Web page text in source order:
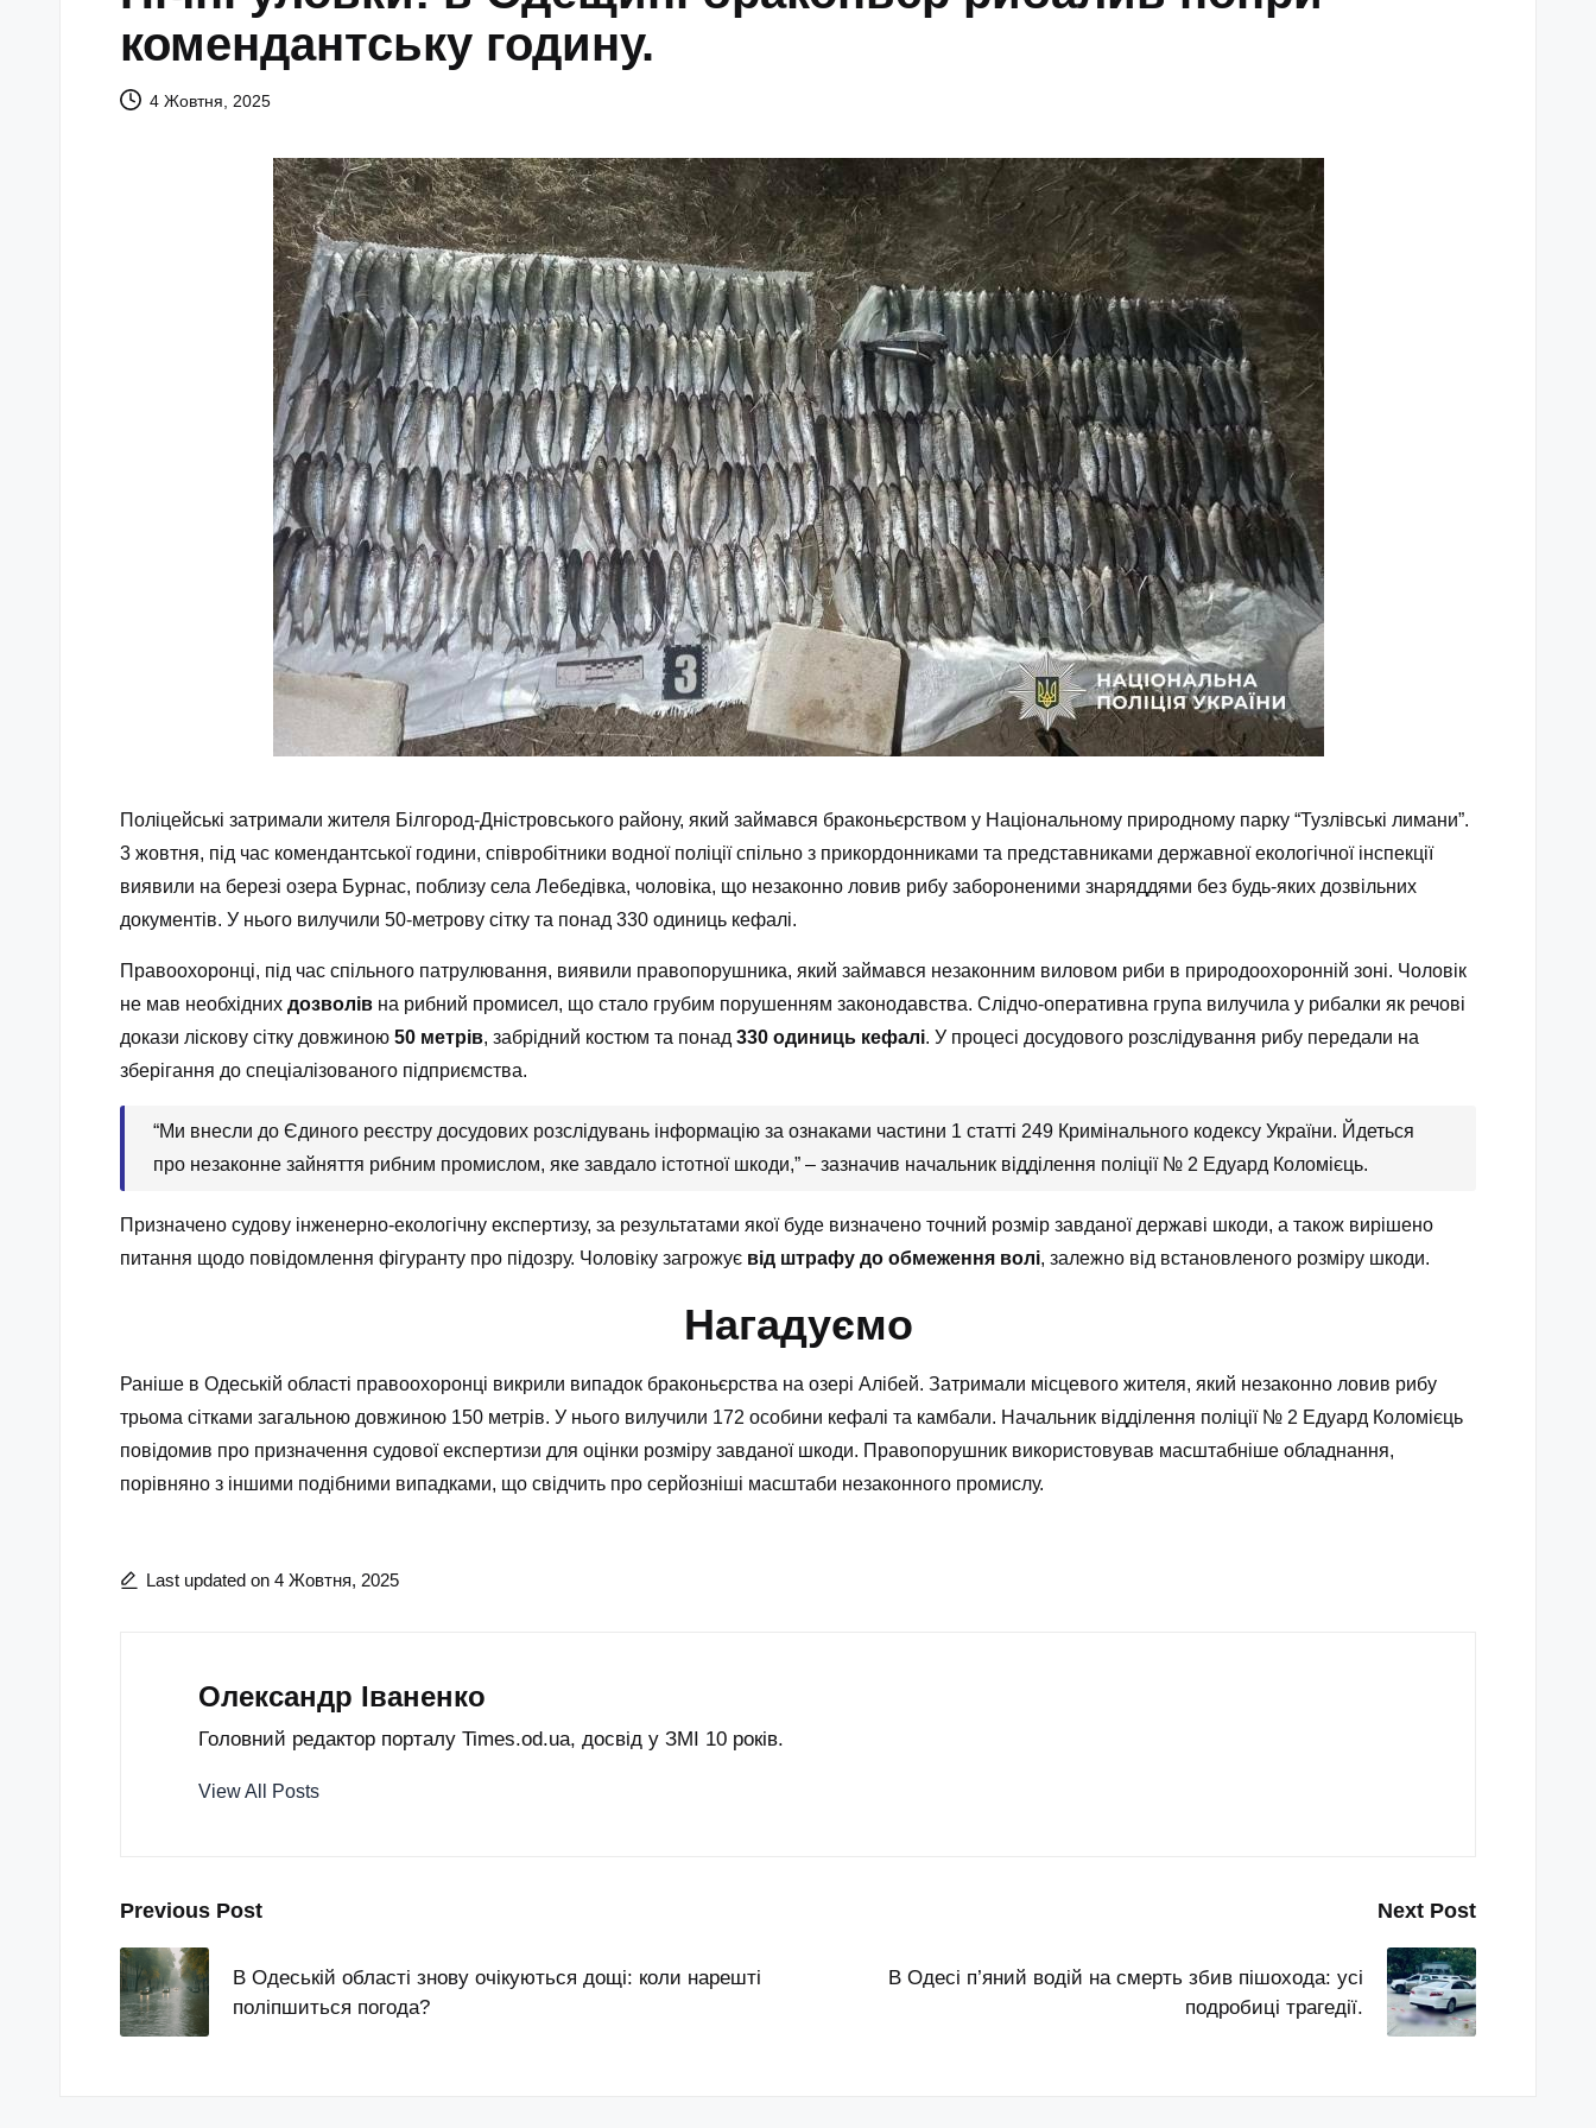
комендантську годину.
4 Жовтня, 2025
Поліцейські затримали жителя Білгород-Дністровського району, який займався браконьєрством у Національному природному парку “Тузлівські лимани”.
3 жовтня, під час комендантської години, співробітники водної поліції спільно з прикордонниками та представниками державної екологічної інспекції
виявили на березі озера Бурнас, поблизу села Лебедівка, чоловіка, що незаконно ловив рибу забороненими знаряддями без будь-яких дозвільних
документів. У нього вилучили 50-метрову сітку та понад 330 одиниць кефалі.
Правоохоронці, під час спільного патрулювання, виявили правопорушника, який займався незаконним виловом риби в природоохоронній зоні. Чоловік
не мав необхідних дозволів на рибний промисел, що стало грубим порушенням законодавства. Слідчо-оперативна група вилучила у рибалки як речові
докази ліскову сітку довжиною 50 метрів, забрідний костюм та понад 330 одиниць кефалі. У процесі досудового розслідування рибу передали на
зберігання до спеціалізованого підприємства.
“Ми внесли до Єдиного реєстру досудових розслідувань інформацію за ознаками частини 1 статті 249 Кримінального кодексу України. Йдеться
про незаконне зайняття рибним промислом, яке завдало істотної шкоди,” – зазначив начальник відділення поліції № 2 Едуард Коломієць.
Призначено судову інженерно-екологічну експертизу, за результатами якої буде визначено точний розмір завданої державі шкоди, а також вирішено
питання щодо повідомлення фігуранту про підозру. Чоловіку загрожує від штрафу до обмеження волі, залежно від встановленого розміру шкоди.
Нагадуємо
Раніше в Одеській області правоохоронці викрили випадок браконьєрства на озері Алібей. Затримали місцевого жителя, який незаконно ловив рибу
трьома сітками загальною довжиною 150 метрів. У нього вилучили 172 особини кефалі та камбали. Начальник відділення поліції № 2 Едуард Коломієць
повідомив про призначення судової експертизи для оцінки розміру завданої шкоди. Правопорушник використовував масштабніше обладнання,
порівняно з іншими подібними випадками, що свідчить про серйозніші масштаби незаконного промислу.
Last updated on 4 Жовтня, 2025
Олександр Іваненко
Головний редактор порталу Times.od.ua, досвід у ЗМІ 10 років.
View All Posts
Post
navigation
Previous Post
В Одеській області знову очікуються дощі: коли нарешті
поліпшиться погода?
Next Post
В Одесі п’яний водій на смерть збив пішохода: усі
подробиці трагедії.